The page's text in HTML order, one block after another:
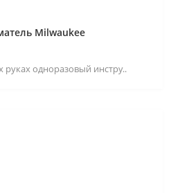
Milwaukee
одноразовый инстру..